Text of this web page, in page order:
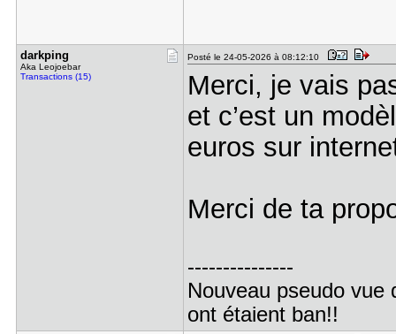
darkping
Aka Leojoebar
Transactions (15)
Posté le 24-05-2026 à 08:12:10
Merci, je vais
et c’est un
euros sur
Merci de ta
---------------
Nouveau pseudo
ont étaient ban!!